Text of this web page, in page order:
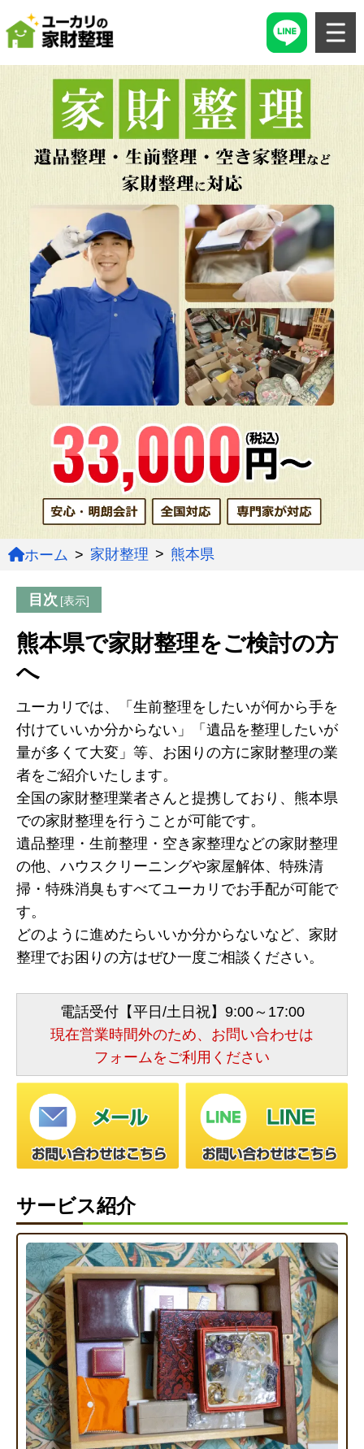
ホーム 家財整理 熊本県
目次
熊本県で家財整理をご検討の方
へ
ユーカリでは、「生前整理をしたいが何から手を
付けていいか分からない」「遺品を整理したいが
量が多くて大変」等、お困りの方に家財整理の業
者をご紹介いたします。
全国の家財整理業者さんと提携しており、熊本県
での家財整理を行うことが可能です。
遺品整理・生前整理・空き家整理などの家財整理
の他、ハウスクリーニングや家屋解体、特殊清
掃・特殊消臭もすべてユーカリでお手配が可能で
す。
どのように進めたらいいか分からないなど、家財
整理でお困りの方はぜひ一度ご相談ください。
電話受付【平日/土日祝】9:00～17:00
現在営業時間外のため、お問い合わせは
フォームをご利用ください
サービス紹介